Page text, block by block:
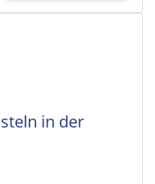
in der